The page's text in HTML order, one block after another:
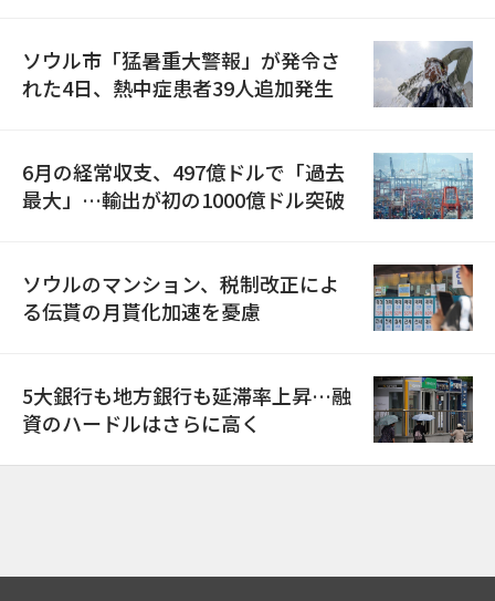
ソウル市「猛暑重大警報」が発令さ
れた4日、熱中症患者39人追加発生
6月の経常収支、497億ドルで「過去
最大」…輸出が初の1000億ドル突破
ソウルのマンション、税制改正によ
る伝貰の月貰化加速を憂慮
5大銀行も地方銀行も延滞率上昇…融
資のハードルはさらに高く